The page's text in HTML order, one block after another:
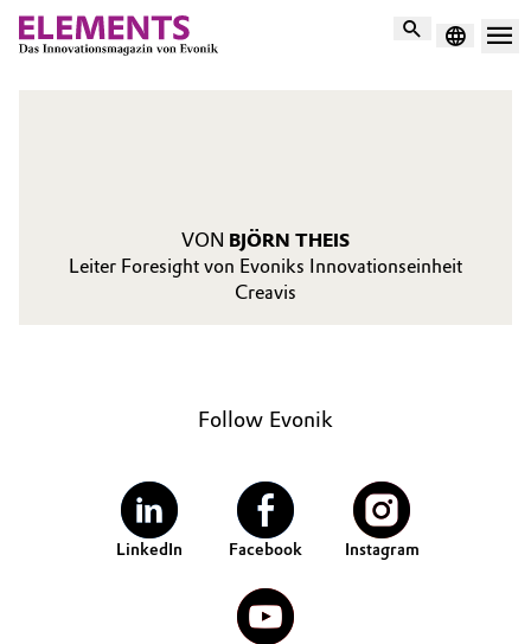
Suche
VON BJÖRN THEIS
Leiter Foresight von Evoniks Innovationseinheit
Creavis
Follow Evonik
LinkedIn Facebook Instagram